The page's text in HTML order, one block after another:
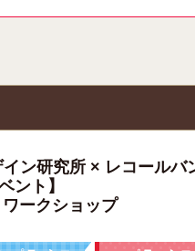
イン研究所 × レコールバ
ント】
ークショップ